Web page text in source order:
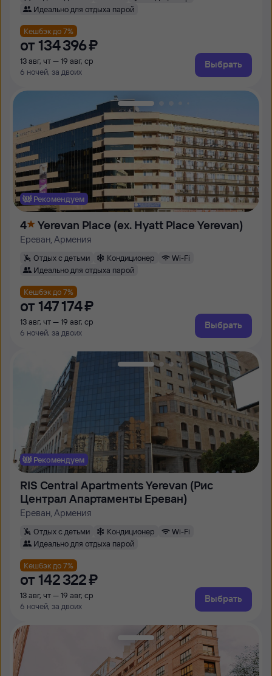
Идеально для отдыха парой
Кешбэк до 7%
от 134 ⁠396 ⁠₽
13 авг, чт — 19 авг, ср
6 ночей, за двоих
Выбрать
Рекомендуем
4 Yerevan Place (ex. Hyatt Place Yerevan)
Ереван, Армения
Отдых с детьми Кондиционер
Wi-Fi
Идеально для отдыха парой
Кешбэк до 7%
от 147 ⁠174 ⁠₽
13 авг, чт — 19 авг, ср
6 ночей, за двоих
Выбрать
Рекомендуем
RIS Central Apartments Yerevan (Рис
Централ Апартаменты Ереван)
Ереван, Армения
Отдых с детьми Кондиционер
Wi-Fi
Идеально для отдыха парой
Кешбэк до 7%
от 142 ⁠322 ⁠₽
13 авг, чт — 19 авг, ср
6 ночей, за двоих
Выбрать